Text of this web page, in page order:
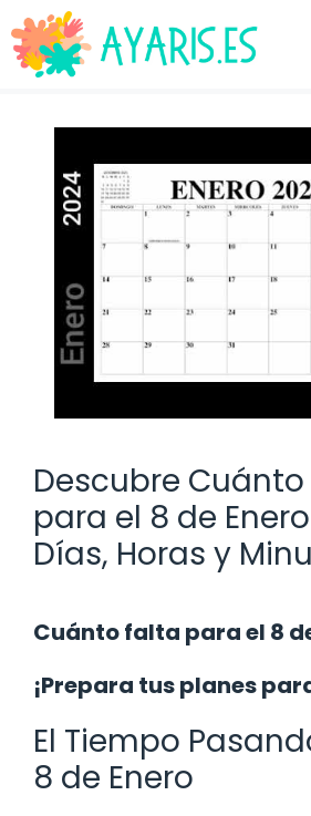
Saltar
al
contenido
Descubre
para el 8 de
Días, Horas y
Cuánto falta para el 8
¡Prepara tus planes
El Tiempo
8 de Enero